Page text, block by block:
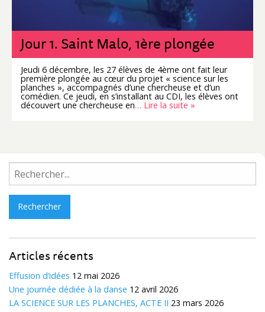
Jour 1. Saint Malo, 1ère plongée
Jeudi 6 décembre, les 27 élèves de 4ème ont fait leur
première plongée au cœur du projet « science sur les
planches », accompagnés d’une chercheuse et d’un
comédien. Ce jeudi, en s’installant au CDI, les élèves ont
découvert une chercheuse en… Lire la suite »
Rechercher :
Articles récents
Effusion d’idées 12 mai 2026
Une journée dédiée à la danse 12 avril 2026
LA SCIENCE SUR LES PLANCHES, ACTE II 23 mars 2026